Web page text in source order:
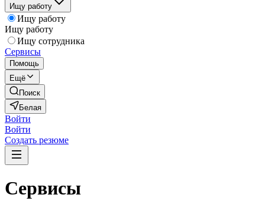
Ищу работу
Ищу работу
Ищу работу
Ищу сотрудника
Сервисы
Помощь
Ещё
Поиск
Белая
Войти
Войти
Создать резюме
Сервисы